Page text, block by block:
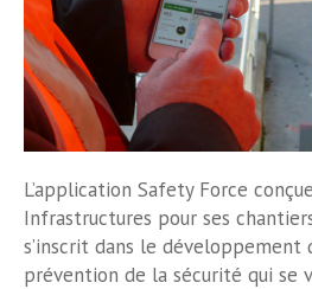
L’application Safety Force
Infrastructures pour ses
s’inscrit dans le développement
prévention de la sécurité qui se